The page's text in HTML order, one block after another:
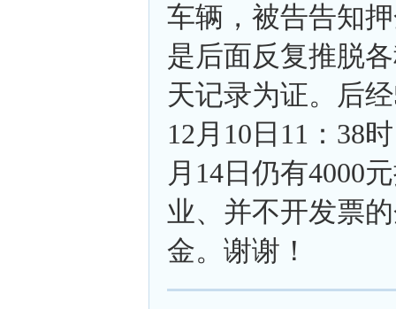
车辆，被告告知
是后面反复推脱
天记录为证。后
12月10日11：38
月14日仍有4000
业、并不开发票
金。谢谢！